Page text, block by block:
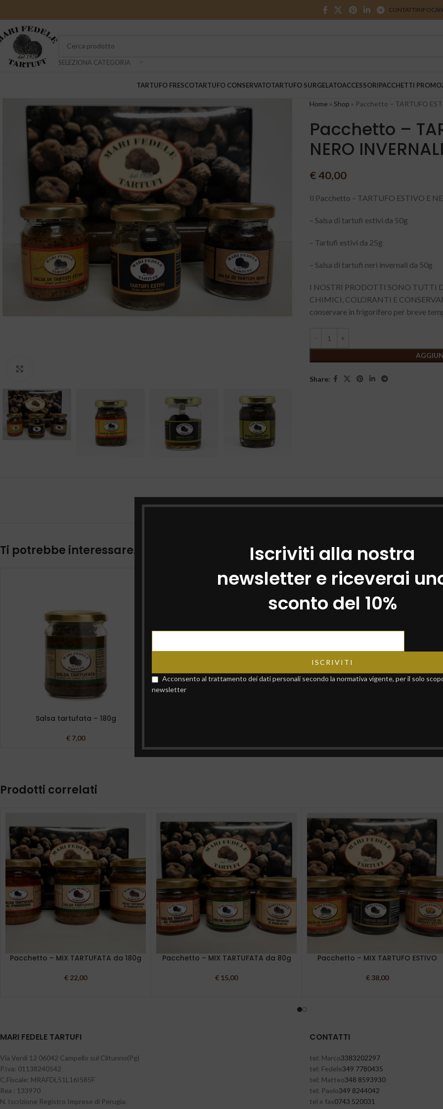
Iscriviti alla nostra
newsletter e riceverai
sconto del 10%
Acconsento al trattamento dei dati personali secondo la normativa vigente, per il solo
newsletter
CONTATTIINFO
SELEZIONA CATEGORIA
TARTUFO FRESCOTARTUFO CONSERVATOTARTUFO SURGELATOACCESSORIPACCHETTI
Home » Shop » Pacchetto – TARTUFO
Pacchetto –
NERO
€40,00
Il Pacchetto – TARTUFO ESTIVO E
– Salsa di tartufi estivi da 50g
– Tartufi estivi da 25g
– Salsa di tartufi neri invernali da 50g
I NOSTRI PRODOTTI SONO TUTTI
CHIMICI, COLORANTI E
conservare in frigorifero per breve
Share:
Ti potrebbe interessare…
Salsa tartufata – 180g
€ 7,00
Prodotti correlati
Pacchetto – MIX TARTUFATA da 180g
€ 22,00
Pacchetto – MIX TARTUFATA da 80g
€ 15,00
Pacchetto – MIX TARTUFO ESTIVO
€ 38,00
MARI FEDELE TARTUFI
Via Verdi 12 06042 Campello sul Clitunno(Pg)
P.Iva: 01138240542
C.Fiscale: MRAFDL51L16I585F
Rea : 133970
N. Iscrizione Registro Imprese di Perugia:
CONTATTI
tel: Marco3383202297
tel: Fedele349 7780435
tel: Matteo348 8593930
tel: Paolo349 8244042
tel e fax0743 520031